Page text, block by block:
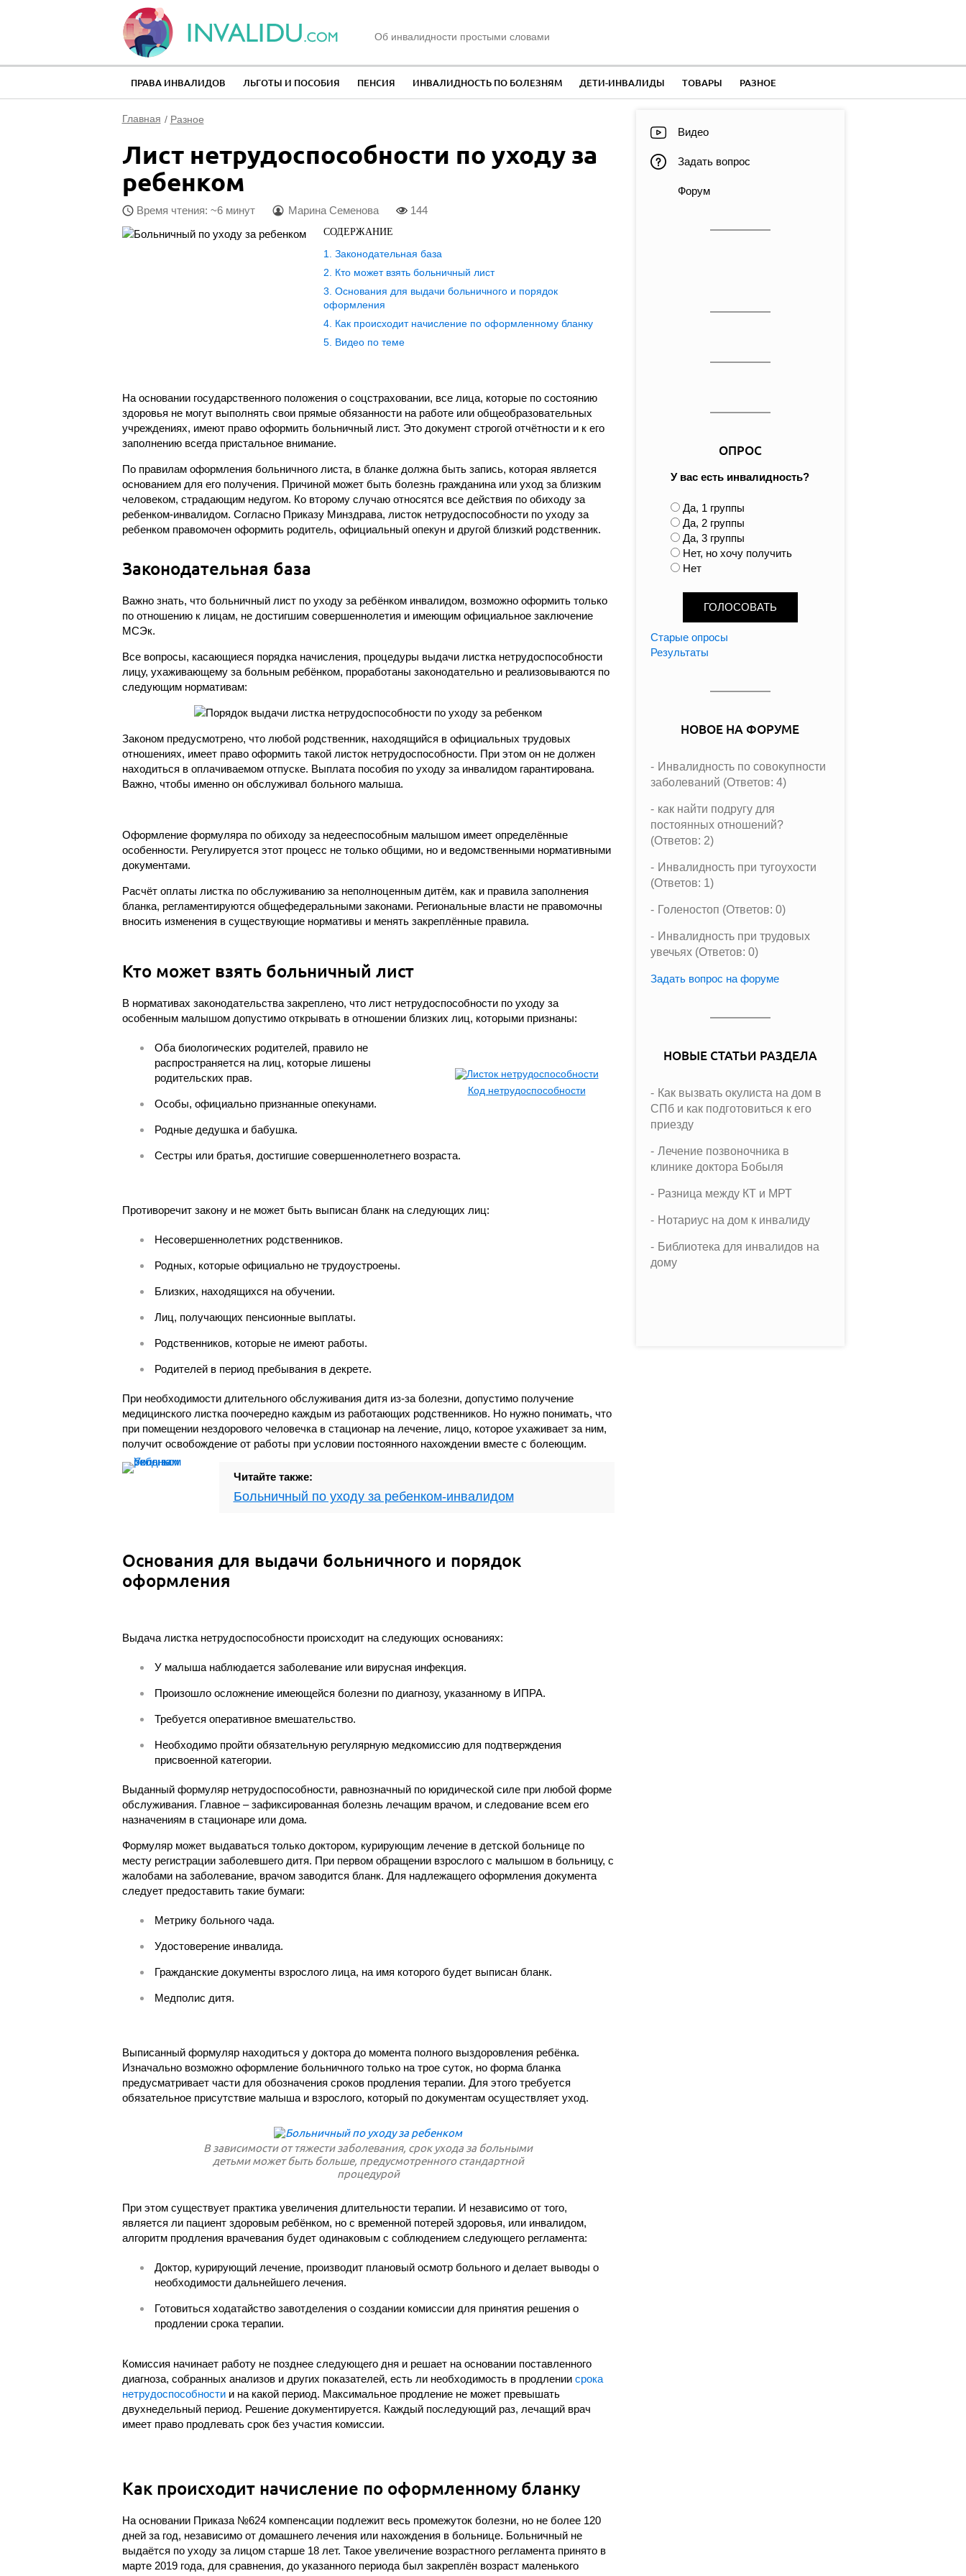
Об инвалидности простыми словами
ПРАВА ИНВАЛИДОВ ЛЬГОТЫ И ПОСОБИЯ ПЕНСИЯ ИНВАЛИДНОСТЬ ПО БОЛЕЗНЯМ ДЕТИ-ИНВАЛИДЫ ТОВАРЫ РАЗНОЕ
Главная Разное
Лист нетрудоспособности по уходу за
ребенком
Время чтения: ~6 минут Марина Семенова 144
СОДЕРЖАНИЕ
Законодательная база
Кто может взять больничный лист
Основания для выдачи больничного и порядок
оформления
Как происходит начисление по оформленному бланку
Видео по теме
На основании государственного положения о соцстраховании, все лица, которые по состоянию
здоровья не могут выполнять свои прямые обязанности на работе или общеобразовательных
учреждениях, имеют право оформить больничный лист. Это документ строгой отчётности и к его
заполнению всегда пристальное внимание.
По правилам оформления больничного листа, в бланке должна быть запись, которая является
основанием для его получения. Причиной может быть болезнь гражданина или уход за близким
человеком, страдающим недугом. Ко второму случаю относятся все действия по обиходу за
ребенком-инвалидом. Согласно Приказу Минздрава, листок нетрудоспособности по уходу за
ребенком правомочен оформить родитель, официальный опекун и другой близкий родственник.
Законодательная база
Важно знать, что больничный лист по уходу за ребёнком инвалидом, возможно оформить только
по отношению к лицам, не достигшим совершеннолетия и имеющим официальное заключение
МСЭк.
Все вопросы, касающиеся порядка начисления, процедуры выдачи листка нетрудоспособности
лицу, ухаживающему за больным ребёнком, проработаны законодательно и реализовываются по
следующим нормативам:
Законом предусмотрено, что любой родственник, находящийся в официальных трудовых
отношениях, имеет право оформить такой листок нетрудоспособности. При этом он не должен
находиться в оплачиваемом отпуске. Выплата пособия по уходу за инвалидом гарантирована.
Важно, чтобы именно он обслуживал больного малыша.
Оформление формуляра по обиходу за недееспособным малышом имеет определённые
особенности. Регулируется этот процесс не только общими, но и ведомственными нормативными
документами.
Расчёт оплаты листка по обслуживанию за неполноценным дитём, как и правила заполнения
бланка, регламентируются общефедеральными законами. Региональные власти не правомочны
вносить изменения в существующие нормативы и менять закреплённые правила.
Кто может взять больничный лист
В нормативах законодательства закреплено, что лист нетрудоспособности по уходу за
особенным малышом допустимо открывать в отношении близких лиц, которыми признаны:
Код нетрудоспособности
Оба биологических родителей, правило не
распространяется на лиц, которые лишены
родительских прав.
Особы, официально признанные опекунами.
Родные дедушка и бабушка.
Сестры или братья, достигшие совершеннолетнего возраста.
Противоречит закону и не может быть выписан бланк на следующих лиц:
Несовершеннолетних родственников.
Родных, которые официально не трудоустроены.
Близких, находящихся на обучении.
Лиц, получающих пенсионные выплаты.
Родственников, которые не имеют работы.
Родителей в период пребывания в декрете.
При необходимости длительного обслуживания дитя из-за болезни, допустимо получение
медицинского листка поочередно каждым из работающих родственников. Но нужно понимать, что
при помещении нездорового человечка в стационар на лечение, лицо, которое ухаживает за ним,
получит освобождение от работы при условии постоянного нахождении вместе с болеющим.
Читайте также:
Больничный по уходу за ребенком-инвалидом
Основания для выдачи больничного и порядок
оформления
Выдача листка нетрудоспособности происходит на следующих основаниях:
У малыша наблюдается заболевание или вирусная инфекция.
Произошло осложнение имеющейся болезни по диагнозу, указанному в ИПРА.
Требуется оперативное вмешательство.
Необходимо пройти обязательную регулярную медкомиссию для подтверждения
присвоенной категории.
Выданный формуляр нетрудоспособности, равнозначный по юридической силе при любой форме
обслуживания. Главное – зафиксированная болезнь лечащим врачом, и следование всем его
назначениям в стационаре или дома.
Формуляр может выдаваться только доктором, курирующим лечение в детской больнице по
месту регистрации заболевшего дитя. При первом обращении взрослого с малышом в больницу, с
жалобами на заболевание, врачом заводится бланк. Для надлежащего оформления документа
следует предоставить такие бумаги:
Метрику больного чада.
Удостоверение инвалида.
Гражданские документы взрослого лица, на имя которого будет выписан бланк.
Медполис дитя.
Выписанный формуляр находиться у доктора до момента полного выздоровления ребёнка.
Изначально возможно оформление больничного только на трое суток, но форма бланка
предусматривает части для обозначения сроков продления терапии. Для этого требуется
обязательное присутствие малыша и взрослого, который по документам осуществляет уход.
В зависимости от тяжести заболевания, срок ухода за больными
детьми может быть больше, предусмотренного стандартной
процедурой
При этом существует практика увеличения длительности терапии. И независимо от того,
является ли пациент здоровым ребёнком, но с временной потерей здоровья, или инвалидом,
алгоритм продления врачевания будет одинаковым с соблюдением следующего регламента:
Доктор, курирующий лечение, производит плановый осмотр больного и делает выводы о
необходимости дальнейшего лечения.
Готовиться ходатайство завотделения о создании комиссии для принятия решения о
продлении срока терапии.
Комиссия начинает работу не позднее следующего дня и решает на основании поставленного
диагноза, собранных анализов и других показателей, есть ли необходимость в продлении срока
нетрудоспособностии на какой период. Максимальное продление не может превышать
двухнедельный период. Решение документируется. Каждый последующий раз, лечащий врач
имеет право продлевать срок без участия комиссии.
Как происходит начисление по оформленному бланку
На основании Приказа №624 компенсации подлежит весь промежуток болезни, но не более 120
дней за год, независимо от домашнего лечения или нахождения в больнице. Больничный не
выдаётся по уходу за лицом старше 18 лет. Такое увеличение возрастного регламента принято в
марте 2019 года, для сравнения, до указанного периода был закреплён возраст маленького
Видео
Задать вопрос
Форум
ОПРОС
У вас есть инвалидность?
В
а
р
и
а
Да, 1 группы
Да, 2 группы
Да, 3 группы
Нет, но хочу получить
Нет
Старые опросы
Результаты
НОВОЕ НА ФОРУМЕ
Инвалидность по совокупности
заболеваний (Ответов: 4)
как найти подругу для
постоянных отношений?
(Ответов: 2)
Инвалидность при тугоухости
(Ответов: 1)
Голеностоп (Ответов: 0)
Инвалидность при трудовых
увечьях (Ответов: 0)
Задать вопрос на форуме
НОВЫЕ СТАТЬИ РАЗДЕЛА
Как вызвать окулиста на дом в
СПб и как подготовиться к его
приезду
Лечение позвоночника в
клинике доктора Бобыля
Разница между КТ и МРТ
Нотариус на дом к инвалиду
Библиотека для инвалидов на
дому